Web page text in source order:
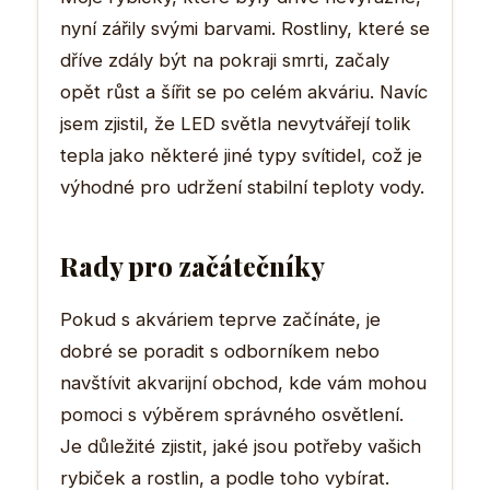
nyní zářily svými barvami. Rostliny, které se
dříve zdály být na pokraji smrti, začaly
opět růst a šířit se po celém akváriu. Navíc
jsem zjistil, že LED světla nevytvářejí tolik
tepla jako některé jiné typy svítidel, což je
výhodné pro udržení stabilní teploty vody.
Rady pro začátečníky
Pokud s akváriem teprve začínáte, je
dobré se poradit s odborníkem nebo
navštívit akvarijní obchod, kde vám mohou
pomoci s výběrem správného osvětlení.
Je důležité zjistit, jaké jsou potřeby vašich
rybiček a rostlin, a podle toho vybírat.